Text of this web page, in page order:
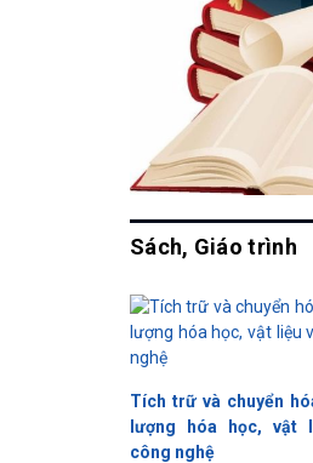
Sách, Giáo trình
Tích trữ và chuyển
lượng hóa học, vật
công nghệ